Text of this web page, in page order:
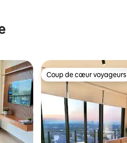
appréciés Coup de cœur voyageurs
Coup de cœur voyageurs